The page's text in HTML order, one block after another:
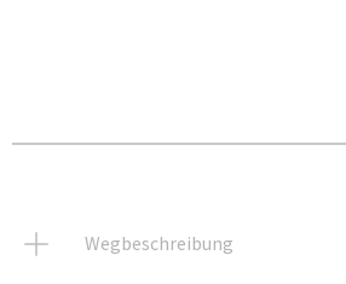
Wegbeschreibung